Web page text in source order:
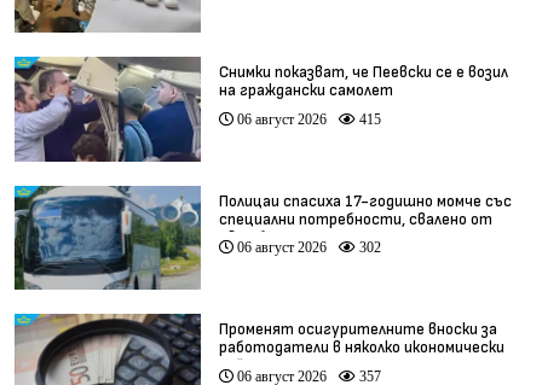
Снимки показват, че Пеевски се е возил
на граждански самолет
06 август 2026 415
Полицаи спасиха 17-годишно момче със
специални потребности, свалено от
автобус
06 август 2026 302
Променят осигурителните вноски за
работодатели в няколко икономически
дейности
06 август 2026 357